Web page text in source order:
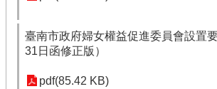
臺南市政府婦女權益促進委員會設置
31日函修正版）
pdf(85.42 KB)